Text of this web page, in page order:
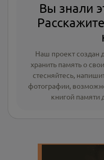
Вы знали
Наш проект создан
хранить память о
стесняйтесь,
фотографии,
книгой